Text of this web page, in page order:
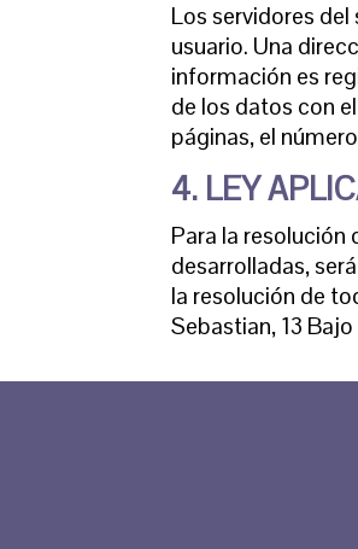
Los servidores
usuario. Una
información es
de los datos con
páginas, el
4. LEY
Para la
desarrolladas,
la resolución de
Sebastian, 13